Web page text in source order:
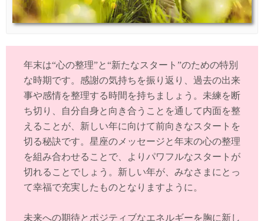
年末は“心の整理”と“新たなスタート”のための特別
な時期です。感謝の気持ちを振り返り、過去の出来
事や感情を整理する時間を持ちましょう。未練を断
ち切り、自分自身と向き合うことを通して内面を整
えることが、新しい年に向けて前向きなスタートを
切る秘訣です。星座のメッセージと年末の心の整理
を組み合わせることで、よりパワフルなスタートが
切れることでしょう。新しい年が、みなさまにとっ
て幸福で充実したものとなりますように。
未来への期待とポジティブなエネルギーを胸に新し